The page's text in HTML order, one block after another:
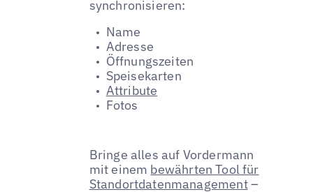
synchronisieren:
Name
Adresse
Öffnungszeiten
Speisekarten
Attribute
Fotos
Bringe alles auf Vordermann
mit einem bewährten Tool für
Standortdatenmanagement–